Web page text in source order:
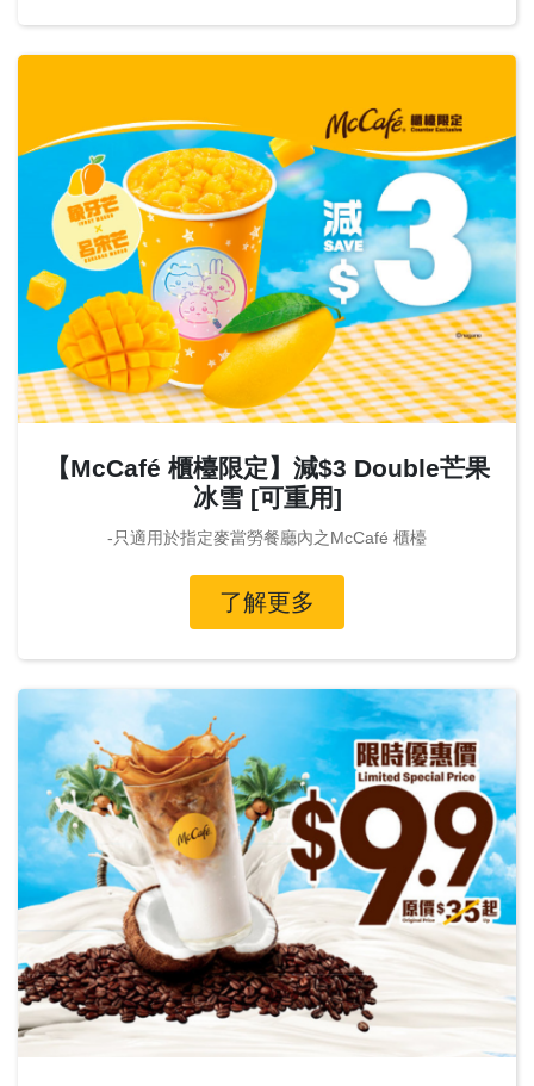
【McCafé 櫃檯限定】減$3 Double芒果
冰雪 [可重用]
-只適用於指定麥當勞餐廳內之McCafé 櫃檯
了解更多